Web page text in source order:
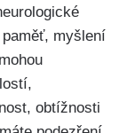
myšlení
obtížnosti